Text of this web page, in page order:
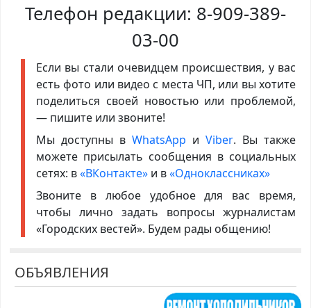
Телефон редакции: 8-909-389-
03-00
Если вы стали очевидцем происшествия, у вас
есть фото или видео с места ЧП, или вы хотите
поделиться своей новостью или проблемой,
— пишите или звоните!
Мы доступны в WhatsApp иViber. Вы также
можете присылать сообщения в социальных
сетях: в«ВКонтакте»и в«Одноклассниках»
Звоните в любое удобное для вас время,
чтобы лично задать вопросы журналистам
«Городских вестей». Будем рады общению!
ОБЪЯВЛЕНИЯ